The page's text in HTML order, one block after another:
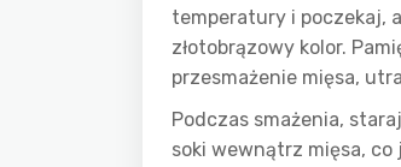
temperatury i poczekaj,
złotobrązowy kolor.
przesmażenie mięsa,
Podczas smażenia,
soki wewnątrz mięsa,